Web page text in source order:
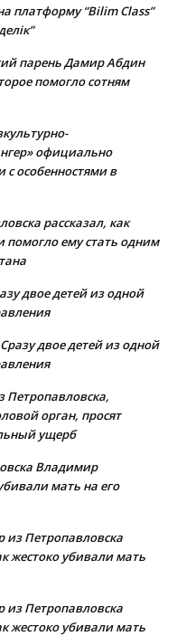
платформу “Bilim Class”
парень Дамир Абдин
помогло сотням
официально
с особенностями в
рассказал, как
ему стать одним
двое детей из одной
двое детей из одной
Петропавловска,
орган, просят
ущерб
Владимир
мать на его
из Петропавловска
жестоко убивали мать
из Петропавловска
жестоко убивали мать